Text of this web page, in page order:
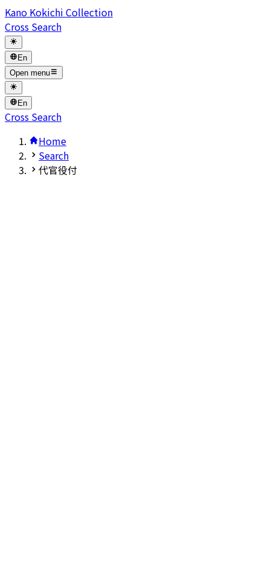
Kano Kokichi Collection
Cross Search
En
Open menu
En
Cross Search
Home
Search
代官役付